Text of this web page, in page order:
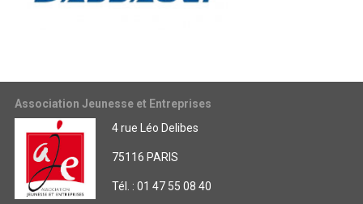
Association Jeunesse et Entreprises
4 rue Léo Delibes
75116 PARIS
Tél. : 01 47 55 08 40